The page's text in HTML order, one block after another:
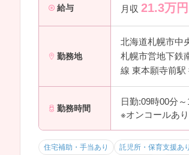
給与 月収 21.3万
勤務地
北海道札幌市中
札幌市営地下鉄
線 東本願寺前駅
勤務時間
日勤:09時00分～
※オンコールあり
住宅補助・手当あり 託児所・保育支援あり